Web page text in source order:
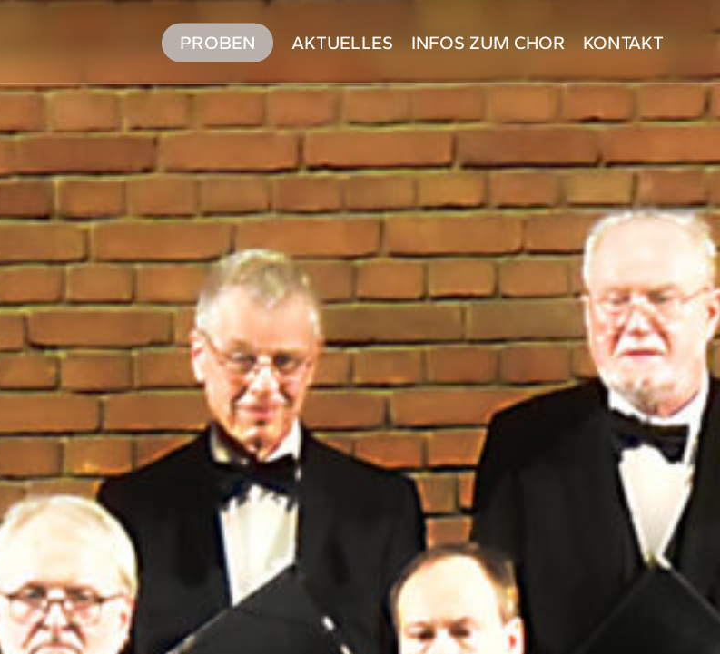
PROBEN AKTUELLES INFOS ZUM CHOR KONTAKT